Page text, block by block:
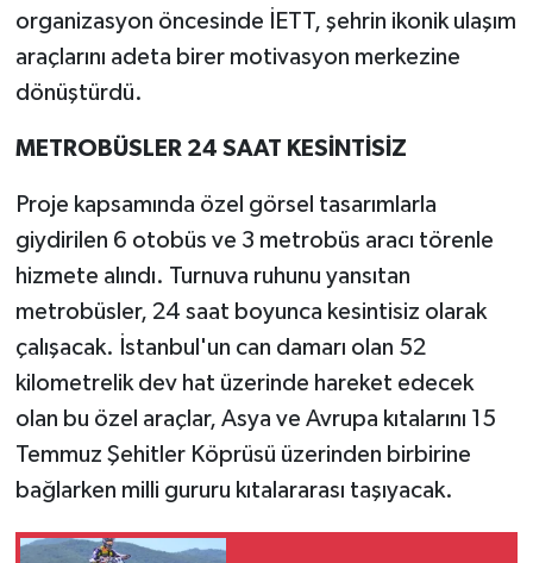
organizasyon öncesinde İETT, şehrin ikonik ulaşım
araçlarını adeta birer motivasyon merkezine
dönüştürdü.
METROBÜSLER 24 SAAT KESİNTİSİZ
Proje kapsamında özel görsel tasarımlarla
giydirilen 6 otobüs ve 3 metrobüs aracı törenle
hizmete alındı. Turnuva ruhunu yansıtan
metrobüsler, 24 saat boyunca kesintisiz olarak
çalışacak. İstanbul'un can damarı olan 52
kilometrelik dev hat üzerinde hareket edecek
olan bu özel araçlar, Asya ve Avrupa kıtalarını 15
Temmuz Şehitler Köprüsü üzerinden birbirine
bağlarken milli gururu kıtalararası taşıyacak.